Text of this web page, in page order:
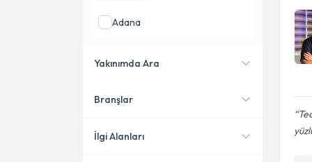
Adana
Yakınımda Ara
Konumuma yakın uzmanları
Branşlar
İlgi Alanları